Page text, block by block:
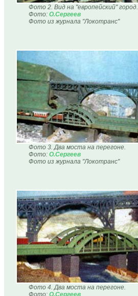
Фото 2. Вид на "европейский" город.
Фото: О.Сергеев
Фото из журнала "Локотранс"
Фото 3. Два моста на перегоне.
Фото: О.Сергеев
Фото из журнала "Локотранс"
Фото 4. Два моста на перегоне.
Фото: О.Сергеев